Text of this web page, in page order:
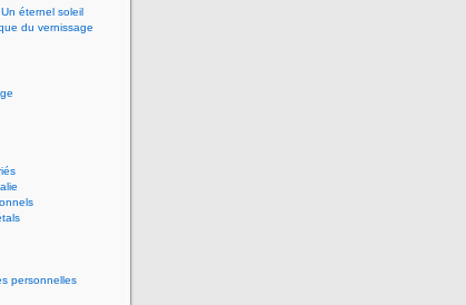
éternel soleil
du vernissage
personnelles